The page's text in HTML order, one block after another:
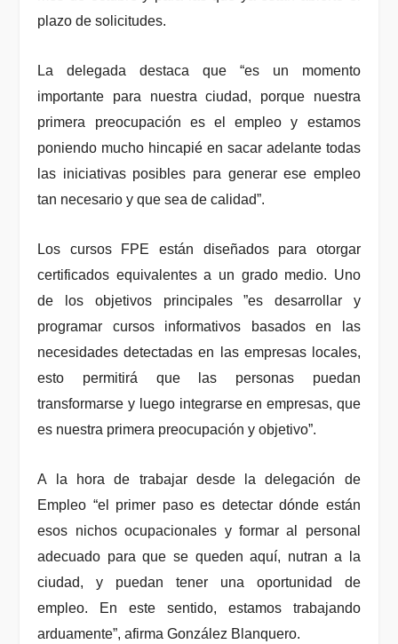
plazo de solicitudes.
La delegada destaca que “es un momento
importante para nuestra ciudad, porque nuestra
primera preocupación es el empleo y estamos
poniendo mucho hincapié en sacar adelante todas
las iniciativas posibles para generar ese empleo
tan necesario y que sea de calidad”.
Los cursos FPE están diseñados para otorgar
certificados equivalentes a un grado medio. Uno
de los objetivos principales ”es desarrollar y
programar cursos informativos basados en las
necesidades detectadas en las empresas locales,
esto permitirá que las personas puedan
transformarse y luego integrarse en empresas, que
es nuestra primera preocupación y objetivo”.
A la hora de trabajar desde la delegación de
Empleo “el primer paso es detectar dónde están
esos nichos ocupacionales y formar al personal
adecuado para que se queden aquí, nutran a la
ciudad, y puedan tener una oportunidad de
empleo. En este sentido, estamos trabajando
arduamente”, afirma González Blanquero.